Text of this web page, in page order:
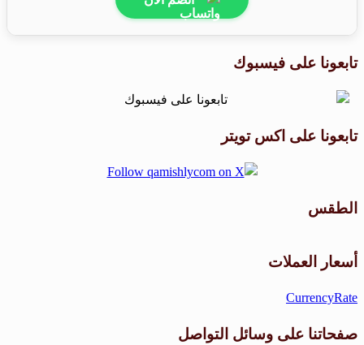
تابعونا على فيسبوك
تابعونا على اكس تويتر
الطقس
أسعار العملات
CurrencyRate
صفحاتنا على وسائل التواصل